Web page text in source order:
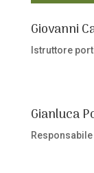
Giovanni
Istruttore
Gianluca